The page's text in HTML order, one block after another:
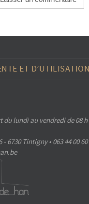
ET
du lundi au vendredi de 08 h
6730 Tintigny • 063 44 00 60